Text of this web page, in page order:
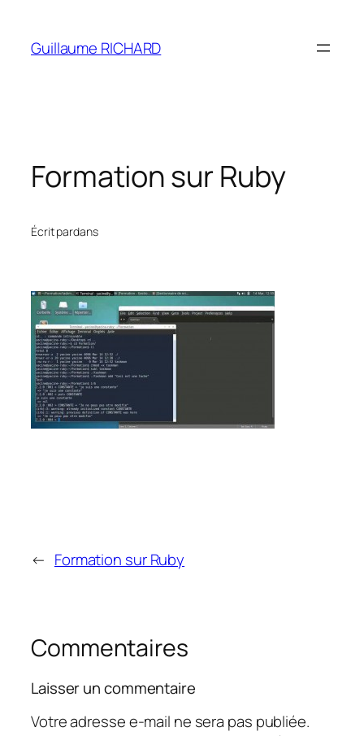
contenu
Guillaume RICHARD
Formation sur Ruby
Écrit pardans
← Formation sur Ruby
Commentaires
Laisser un commentaire
Votre adresse e-mail ne sera pas publiée.